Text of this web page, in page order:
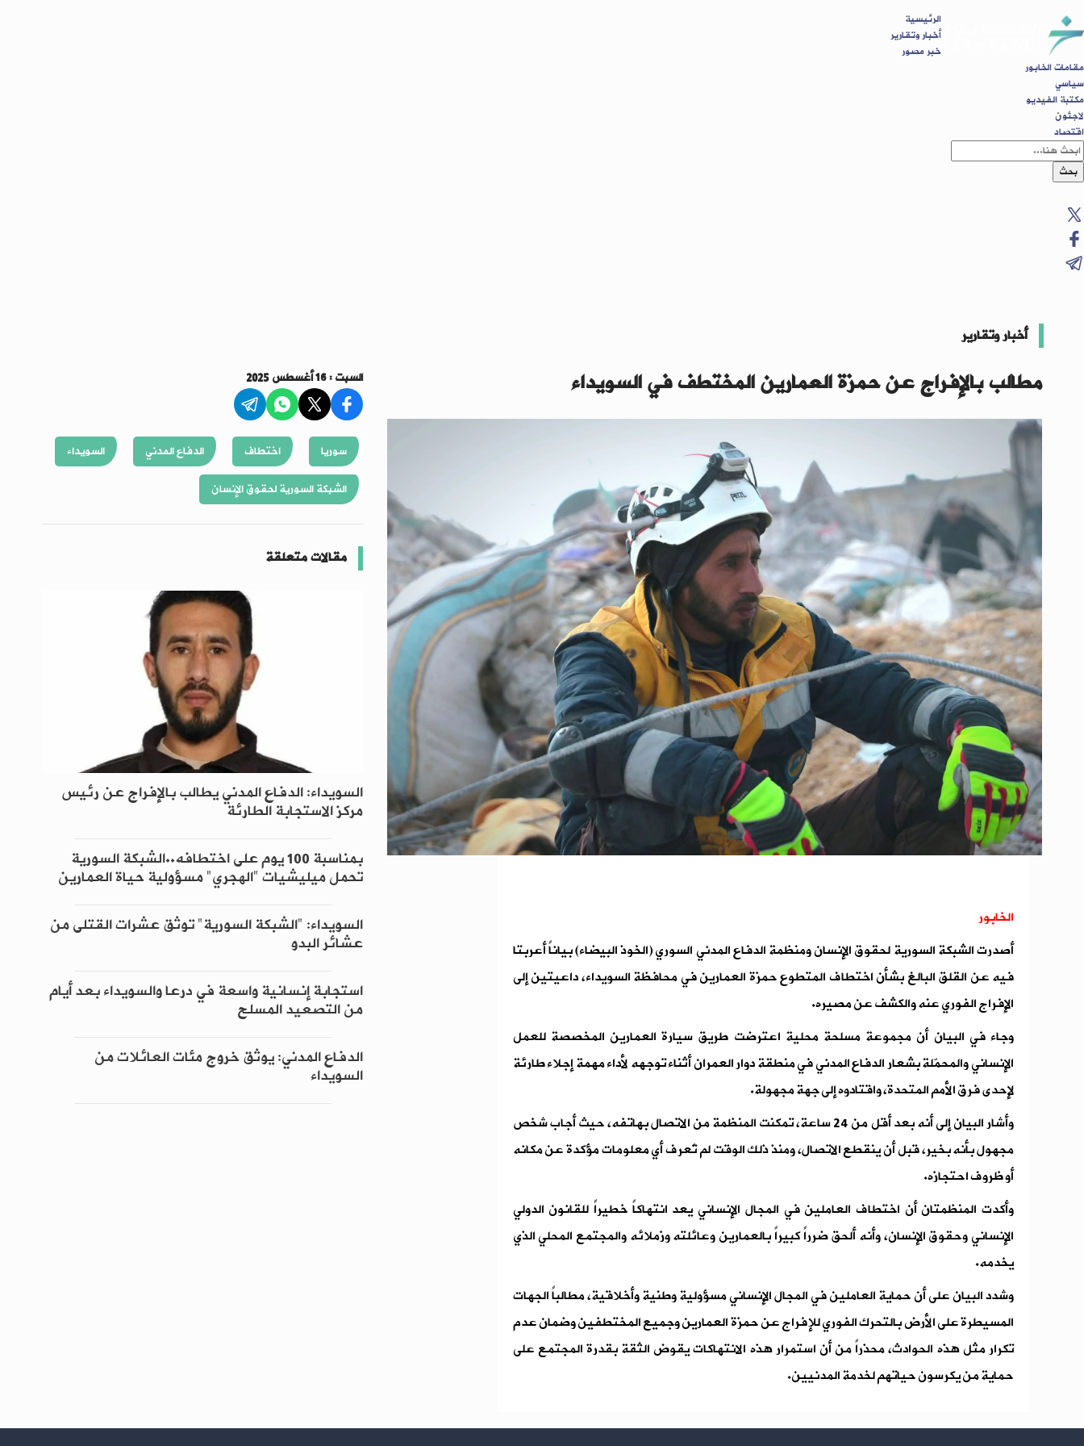
الرئيسية
أخبار وتقارير
خبر مصور
مقامات الخابور
سياسي
مكتبة الفيديو
لاجئون
اقتصاد
بحث
أخبار وتقارير
مطالب بالإفراج عن حمزة العمارين المختطف في السويداء
الخابور
أصدرت الشبكة السورية لحقوق الإنسان ومنظمة الدفاع المدني السوري (الخوذ البيضاء) بياناً أعربتا
فيه عن القلق البالغ بشأن اختطاف المتطوع حمزة العمارين في محافظة السويداء، داعيتين إلى
الإفراج الفوري عنه والكشف عن مصيره.
وجاء في البيان أن مجموعة مسلحة محلية اعترضت طريق سيارة العمارين المخصصة للعمل
الإنساني والمحمّلة بشعار الدفاع المدني في منطقة دوار العمران أثناء توجهه لأداء مهمة إجلاء طارئة
لإحدى فرق الأمم المتحدة، واقتادوه إلى جهة مجهولة.
وأشار البيان إلى أنه بعد أقل من 24 ساعة، تمكنت المنظمة من الاتصال بهاتفه، حيث أجاب شخص
مجهول بأنه بخير، قبل أن ينقطع الاتصال، ومنذ ذلك الوقت لم تُعرف أي معلومات مؤكدة عن مكانه
أو ظروف احتجازه.
وأكدت المنظمتان أن اختطاف العاملين في المجال الإنساني يعد انتهاكاً خطيراً للقانون الدولي
الإنساني وحقوق الإنسان، وأنه ألحق ضرراً كبيراً بالعمارين وعائلته وزملائه والمجتمع المحلي الذي
يخدمه.
وشدد البيان على أن حماية العاملين في المجال الإنساني مسؤولية وطنية وأخلاقية، مطالباً الجهات
المسيطرة على الأرض بالتحرك الفوري للإفراج عن حمزة العمارين وجميع المختطفين وضمان عدم
تكرار مثل هذه الحوادث، محذراً من أن استمرار هذه الانتهاكات يقوض الثقة بقدرة المجتمع على
حماية من يكرسون حياتهم لخدمة المدنيين.
السبت : 16 أغسطس 2025
سوريا اختطاف الدفاع المدني
السويداء
الشبكة السورية لحقوق الإنسان
مقالات متعلقة
السويداء: الدفاع المدني يطالب بالإفراج عن رئيس
مركز الاستجابة الطارئة
بمناسبة 100 يوم على اختطافه..الشبكة السورية
تحمل ميليشيات "الهجري" مسؤولية حياة العمارين
السويداء: "الشبكة السورية" توثق عشرات القتلى من
عشائر البدو
استجابة إنسانية واسعة في درعا والسويداء بعد أيام
من التصعيد المسلح
الدفاع المدني: يوثق خروج مئات العائلات من
السويداء